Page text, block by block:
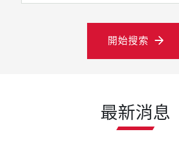
開始搜索
最新消息